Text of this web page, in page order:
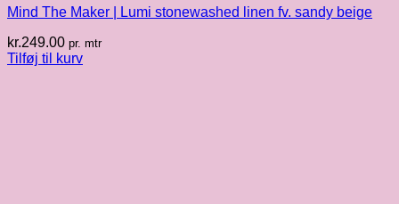
Mind The Maker | Lumi stonewashed linen fv. sandy beige
kr.249.00 pr. mtr
Tilføj til kurv